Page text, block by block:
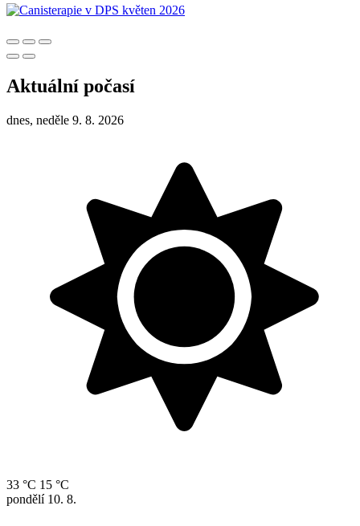
Aktuální počasí
dnes, neděle 9. 8. 2026
33 °C 15 °C
pondělí 10. 8.